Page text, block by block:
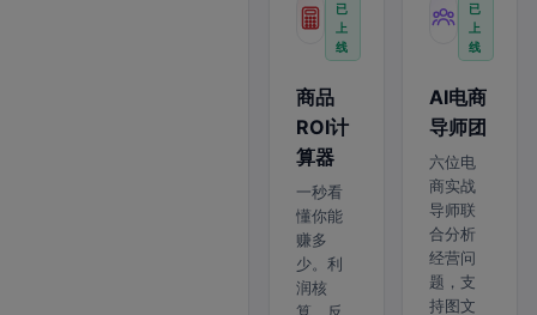
已
上
线
商品
ROI计
算器
一秒看
懂你能
赚多
少。利
润核
已
上
线
AI电商
导师团
六位电
商实战
导师联
合分析
经营问
题，支
持图文